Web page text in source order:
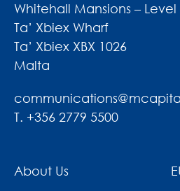
Whitehall Mansions – Level
Ta’ Xbiex Wharf
Ta’ Xbiex XBX 1026
Malta
T. +356 2779 5500
About Us